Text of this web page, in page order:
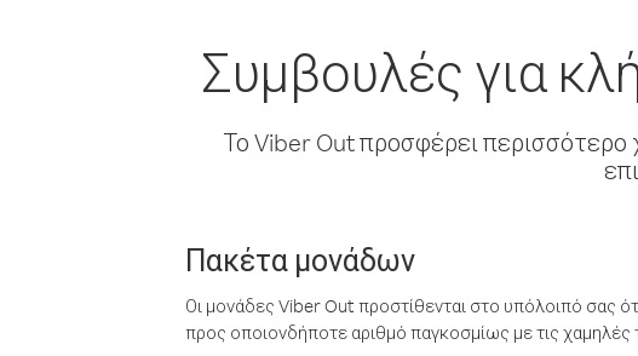
Συμβουλές για
Το Viber Out προσφέρει
Πακέτα μονάδων
Οι μονάδες Viber Out προστίθενται στο υπόλοιπό σας
προς οποιονδήποτε αριθμό παγκοσμίως με τις χαμηλές